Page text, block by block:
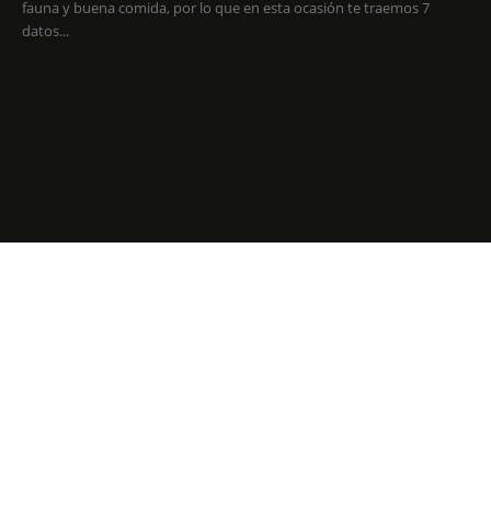
fauna y buena comida, por lo que en esta ocasión te traemos 7
datos...